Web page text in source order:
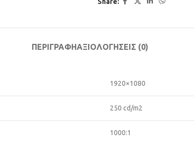
ΠΕΡΙΓΡΑΦΉΑΞΙΟΛΟΓΉΣΕΙΣ (0)
1920×1080
250 cd/m2
1000:1